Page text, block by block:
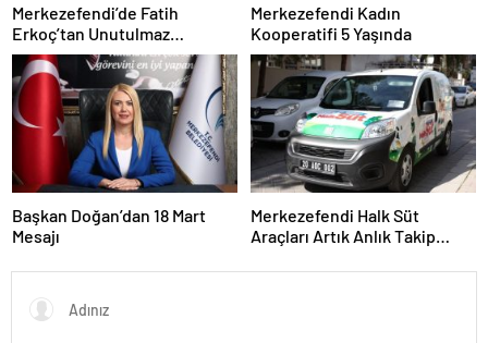
Merkezefendi’de Fatih
Erkoç’tan Unutulmaz
Ramazan Konseri
Merkezefendi Kadın
Kooperatifi 5 Yaşında
Başkan Doğan’dan 18 Mart
Mesajı
Merkezefendi Halk Süt
Araçları Artık Anlık Takip